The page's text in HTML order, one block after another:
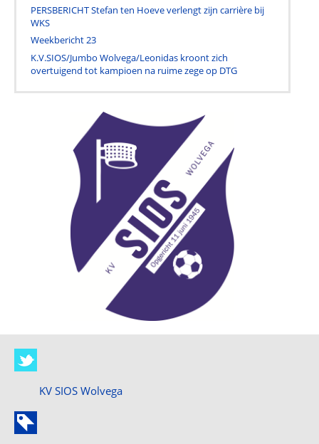
PERSBERICHT Stefan ten Hoeve verlengt zijn carrière bij
WKS
Weekbericht 23
K.V.SIOS/Jumbo Wolvega/Leonidas kroont zich
overtuigend tot kampioen na ruime zege op DTG
KV SIOS Wolvega